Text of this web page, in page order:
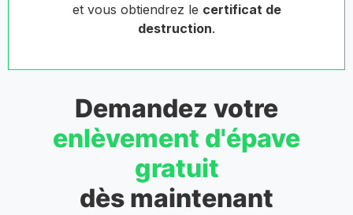
et vous obtiendrez le certificat de
destruction.
Demandez votre
enlèvement d'épave
gratuit
dès maintenant